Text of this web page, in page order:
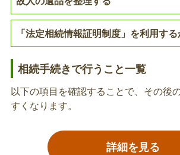
後日、区より亡くなられた方の生前の
料の通知書、未納または還付に関す
する場合があります。独り暮らしを
になるおそれのある方は送付先変更依
ていて、亡くなられた後も送付先に
は、改めて同依頼書を提出する必要は
介護保険の証書の返却
介護保険被保険者証を返却してくださ
れていた場合は返却してください。な
却については各出張所でも受け付けて
「法定相続情報証明制度」を利用す
相続手続きで行うこと一覧
以下の項目を確認することで、その後
すくなります。
詳細を見る